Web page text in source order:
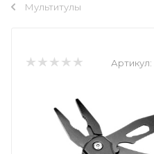
Мультитулы
Артикул: